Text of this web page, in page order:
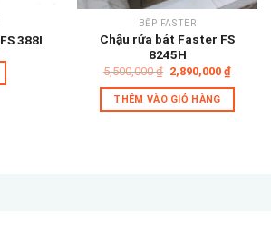
388I
BẾP FASTER
Chậu rửa bát Faster FS
8245H
5,500,000₫ Giá
gốc
là:
5,500,000 ₫.
2,890,000 ₫Giá
hiện
tại
THÊM VÀO GIỎ HÀNG